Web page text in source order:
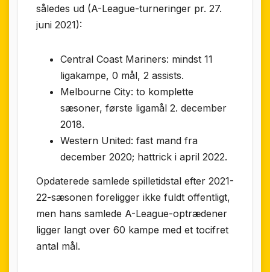
således ud (A-League-turneringer pr. 27.
juni 2021):
Central Coast Mariners: mindst 11
ligakampe, 0 mål, 2 assists.
Melbourne City: to komplette
sæsoner, første ligamål 2. december
2018.
Western United: fast mand fra
december 2020; hattrick i april 2022.
Opdaterede samlede spilletidstal efter 2021-
22-sæsonen foreligger ikke fuldt offentligt,
men hans samlede A-League-optrædener
ligger langt over 60 kampe med et tocifret
antal mål.